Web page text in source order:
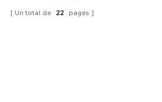
Un total de 22 pages